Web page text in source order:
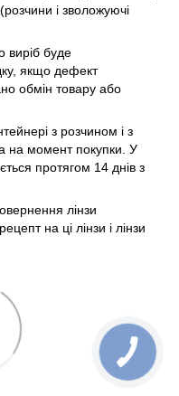
і зволожуючі
виріб буде
якщо дефект
обмін товару або
з розчином і з
на момент покупки. У
протягом 14 днів з
лінзи
на ці лінзи і лінзи